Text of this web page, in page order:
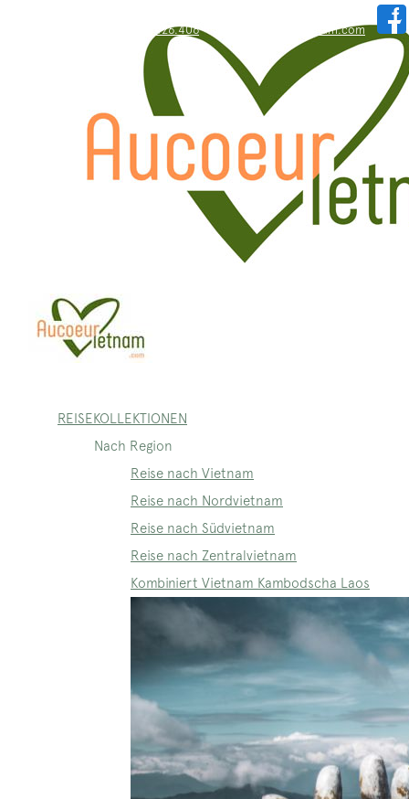
WhatsApp: +84.909.426.406 hallo@aucoeurvietnam.com
REISEKOLLEKTIONEN
Nach Region
Reise nach Vietnam
Reise nach Nordvietnam
Reise nach Südvietnam
Reise nach Zentralvietnam
Kombiniert Vietnam Kambodscha Laos